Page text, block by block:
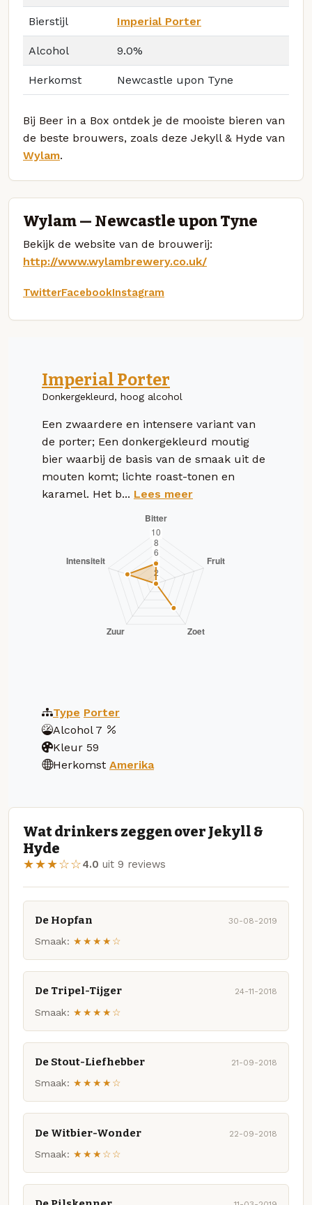
Bierstijl Imperial Porter
Alcohol 9.0%
Herkomst Newcastle upon Tyne
Bij Beer in a Box ontdek je de mooiste bieren van
de beste brouwers, zoals deze Jekyll & Hyde van
Wylam.
Wylam — Newcastle upon Tyne
Bekijk de website van de brouwerij:
http://www.wylambrewery.co.uk/
TwitterFacebookInstagram
Imperial Porter
Donkergekleurd, hoog alcohol
Een zwaardere en intensere variant van
de porter; Een donkergekleurd moutig
bier waarbij de basis van de smaak uit de
mouten komt; lichte roast-tonen en
karamel. Het b... Lees meer
Type Porter
Alcohol 7
Kleur 59
Herkomst Amerika
Wat drinkers zeggen over Jekyll &
Hyde
★★★☆☆4.0 uit 9 reviews
De Hopfan 30-08-2019
Smaak: ★★★★☆
De Tripel-Tijger 24-11-2018
Smaak: ★★★★☆
De Stout-Liefhebber 21-09-2018
Smaak: ★★★★☆
De Witbier-Wonder 22-09-2018
Smaak: ★★★☆☆